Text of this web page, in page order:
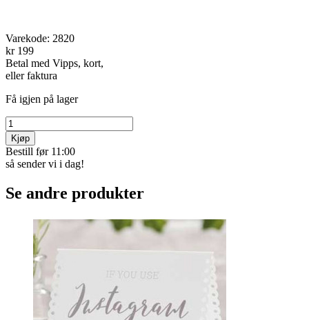
Varekode: 2820
kr 199
Betal med Vipps, kort,
eller faktura
Få igjen på lager
Kjøp
Bestill før 11:00
så sender vi i dag!
Se andre produkter